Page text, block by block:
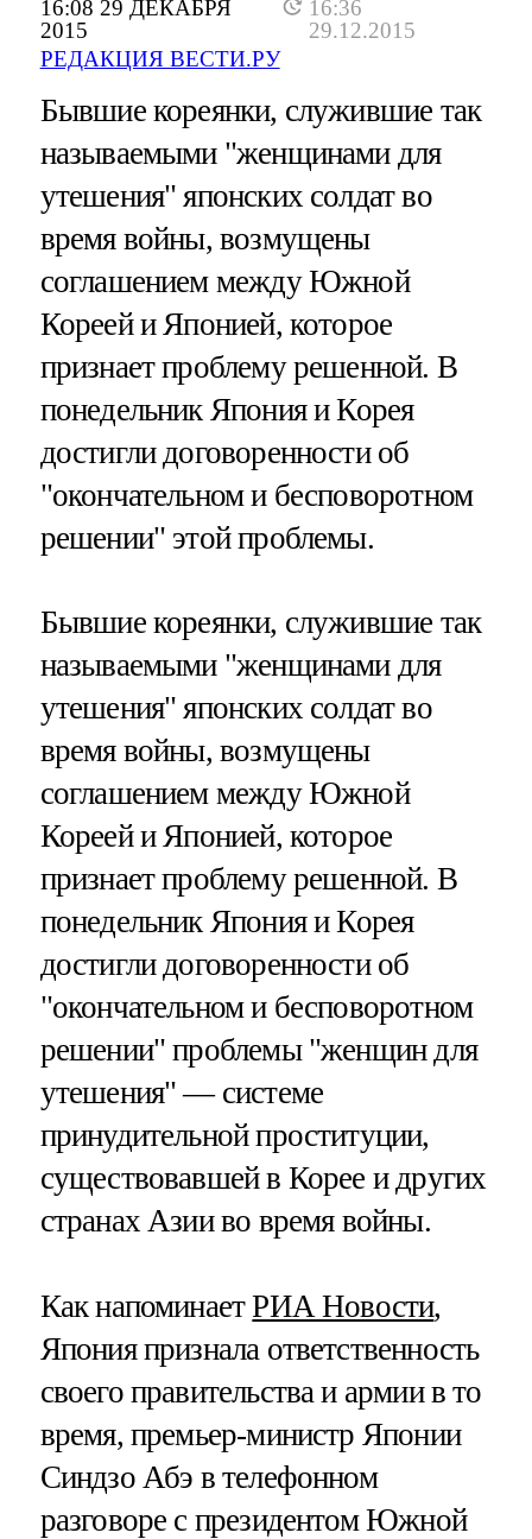
16:08 29 ДЕКАБРЯ
2015
16:36
29.12.2015
РЕДАКЦИЯ ВЕСТИ.РУ
Бывшие кореянки, служившие так
называемыми "женщинами для
утешения" японских солдат во
время войны, возмущены
соглашением между Южной
Кореей и Японией, которое
признает проблему решенной. В
понедельник Япония и Корея
достигли договоренности об
"окончательном и бесповоротном
решении" этой проблемы.
Бывшие кореянки, служившие так
называемыми "женщинами для
утешения" японских солдат во
время войны, возмущены
соглашением между Южной
Кореей и Японией, которое
признает проблему решенной. В
понедельник Япония и Корея
достигли договоренности об
"окончательном и бесповоротном
решении" проблемы "женщин для
утешения" — системе
принудительной проституции,
существовавшей в Корее и других
странах Азии во время войны.
Как напоминаетРИА Новости,
Япония признала ответственность
своего правительства и армии в то
время, премьер-министр Японии
Синдзо Абэ в телефонном
разговоре с президентом Южной